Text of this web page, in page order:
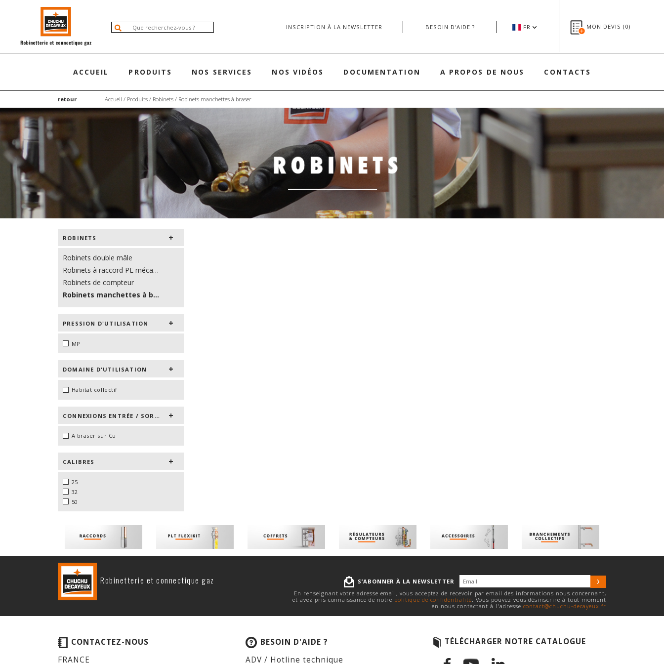
INSCRIPTION À LA NEWSLETTER BESOIN D'AIDE ? FR MON DEVIS (0)
ACCUEIL PRODUITS NOS SERVICES NOS VIDÉOS DOCUMENTATION A PROPOS DE NOUS CONTACTS
retour Accueil / Produits / Robinets / Robinets manchettes à braser
ROBINETS
Robinets double mâle
Robinets à raccord PE mécanique
Robinets de compteur
Robinets manchettes à braser
PRESSION D'UTILISATION
MP
DOMAINE D'UTILISATION
Habitat collectif
CONNEXIONS ENTRÉE / SORTIE
A braser sur Cu
CALIBRES
25
32
50
Robinetterie et connectique gaz
S’ABONNER À LA NEWSLETTER
En renseignant votre adresse email, vous acceptez de recevoir par email des informations nous concernant,
et avez pris connaissance de notre politique de confidentialité . Vous pouvez vous désinscrire à tout moment
en nous contactant à l'adresse contact@chuchu-decayeux.fr
CONTACTEZ-NOUS
FRANCE
BESOIN D'AIDE ?
ADV / Hotline technique
TÉLÉCHARGER NOTRE CATALOGUE